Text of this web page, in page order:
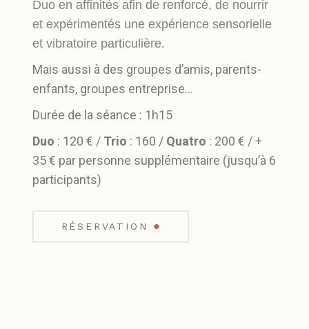
Duo en affinités afin de renforcé, de nourrir
et expérimentés une expérience sensorielle
et vibratoire particulière.
Mais aussi à des groupes d’amis, parents-
enfants, groupes entreprise…
Durée de la séance : 1h15
Duo : 120 € / Trio : 160 / Quatro : 200 € / +
35 € par personne supplémentaire (jusqu’à 6
participants)
RÉSERVATION ●